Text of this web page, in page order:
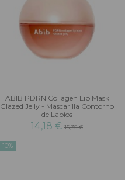
ABIB PDRN Collagen Lip Mask
Glazed Jelly - Mascarilla Contorno
de Labios
14,18 € 15,75 €
-10%